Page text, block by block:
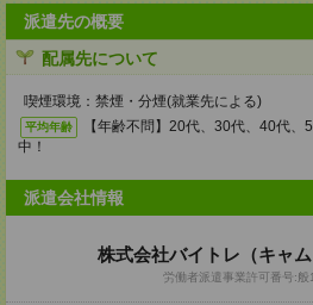
派遣先の概要
配属先について
喫煙環境：禁煙・分煙(就業先による)
平均年齢
【年齢不問】20代、30代、40代
中！
派遣会社情報
株式会社バイトレ（キャム
労働者派遣事業許可番号: